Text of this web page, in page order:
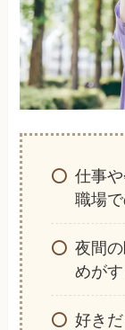
仕事
職場
夜間
めが
好き